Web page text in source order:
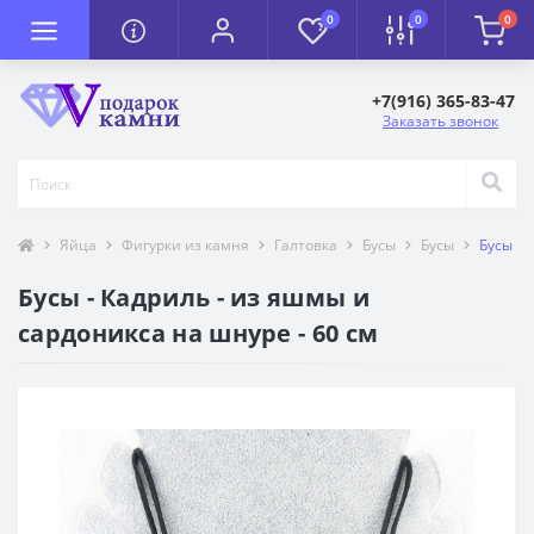
0 0 0
+7(916) 365-83-47
Заказать звонок
Яйца Фигурки из камня Галтовка Бусы Бусы Бусы -
Бусы - Кадриль - из яшмы и
сардоникса на шнуре - 60 см